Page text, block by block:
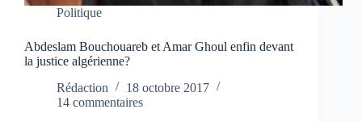
Politique
Abdeslam Bouchouareb et Amar Ghoul enfin devant
la justice algérienne?
Rédaction
18 octobre 2017
14 commentaires